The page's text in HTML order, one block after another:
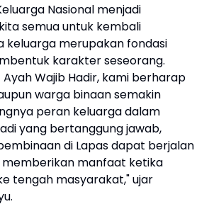
Nasional menjadi
semua untuk kembali
keluarga merupakan fondasi
karakter seseorang.
Wajib Hadir, kami berharap
warga binaan semakin
peran keluarga dalam
yang bertanggung jawab,
di Lapas dapat berjalan
manfaat ketika
tengah masyarakat," ujar